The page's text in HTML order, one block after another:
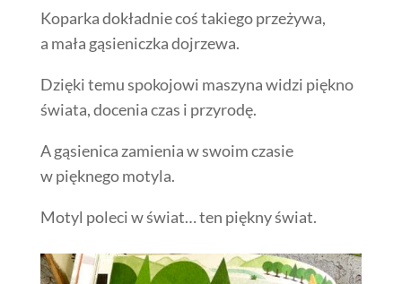
Koparka dokładnie coś takiego przeżywa,
a mała gąsieniczka dojrzewa.
Dzięki temu spokojowi maszyna widzi piękno
świata, docenia czas i przyrodę.
A gąsienica zamienia w swoim czasie
w pięknego motyla.
Motyl poleci w świat… ten piękny świat.